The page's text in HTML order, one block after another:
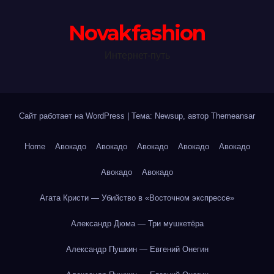
Novakfashion
Сайт работает на WordPress Тема: Newsup, автор Themeansar
Home Авокадо Авокадо Авокадо Авокадо Авокадо
Авокадо Авокадо
Агата Кристи — Убийство в «Восточном экспрессе»
Александр Дюма — Три мушкетёра
Александр Пушкин — Евгений Онегин